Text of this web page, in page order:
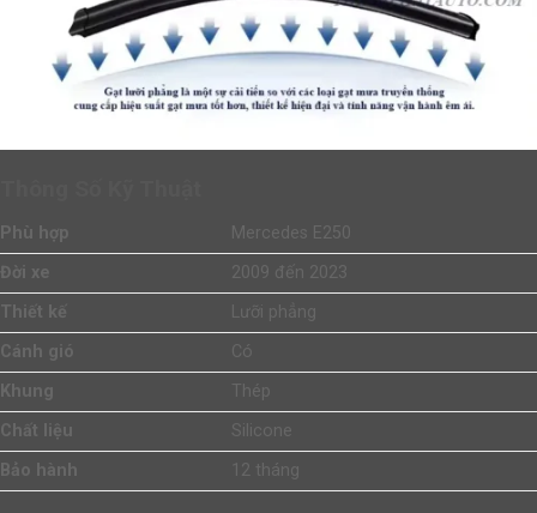
Phù hợp
Mercedes E250
Đời xe
2009 đến 2023
Thiết kế
Lưỡi phẳng
Cánh gió
Có
Khung
Thép
Chất liệu
Silicone
Bảo hành
12 tháng